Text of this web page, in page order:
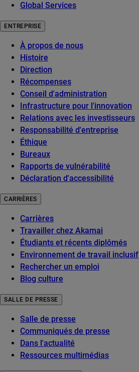
Global Services
ENTREPRISE
À propos de nous
Histoire
Direction
Récompenses
Conseil d'administration
Infrastructure pour l'innovation
Relations avec les investisseurs
Responsabilité d'entreprise
Éthique
Bureaux
Rapports de vulnérabilité
Déclaration d'accessibilité
CARRIÈRES
Carrières
Travailler chez Akamai
Étudiants et récents diplômés
Environnement de travail inclusif
Rechercher un emploi
Blog culture
SALLE DE PRESSE
Salle de presse
Communiqués de presse
Dans l'actualité
Ressources multimédias